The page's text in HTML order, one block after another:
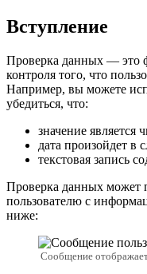
Вступление
Проверка данных — это
контроля того, что
Например, вы можете
убедиться, что:
значение является
дата произойдет в
текстовая запись
Проверка данных может
пользователю с
ниже:
Сообщение